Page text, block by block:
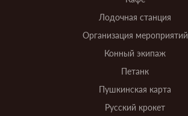
Лодочная станция
Организация мероприятий
Конный экипаж
Петанк
Пушкинская карта
Русский крокет